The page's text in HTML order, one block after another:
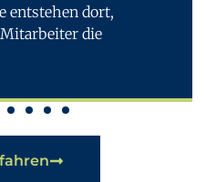
entstehen dort,
die